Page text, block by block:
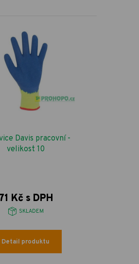
Davis pracovní -
velikost 10
Kč s DPH
SKLADEM
Detail produktu